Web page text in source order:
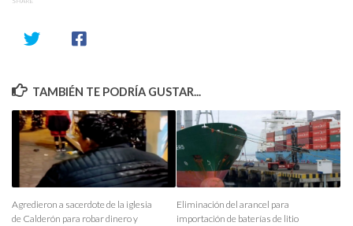
TAMBIÉN TE PODRÍA GUSTAR...
Agredieron a sacerdote de la iglesia
de Calderón para robar dinero y
Eliminación del arancel para
importación de baterías de litio